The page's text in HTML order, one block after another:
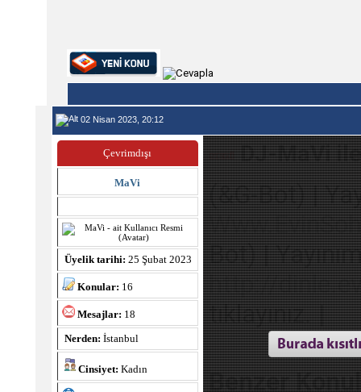
02 Nisan 2023, 20:12
Çevrimdışı
MaVi
Üyelik tarihi: 25 Şubat 2023
Konular: 16
Mesajlar: 18
Nerden: İstanbul
Cinsiyet: Kadın
DJ-MaVi
(&G-Bot) |
Bot) |
http://
tıklayınız. |
Benzer